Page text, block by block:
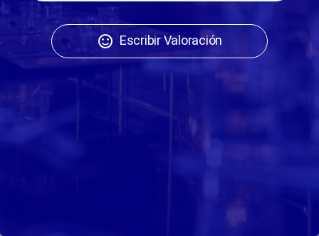
sentiment_satisfied Escribir Valoración